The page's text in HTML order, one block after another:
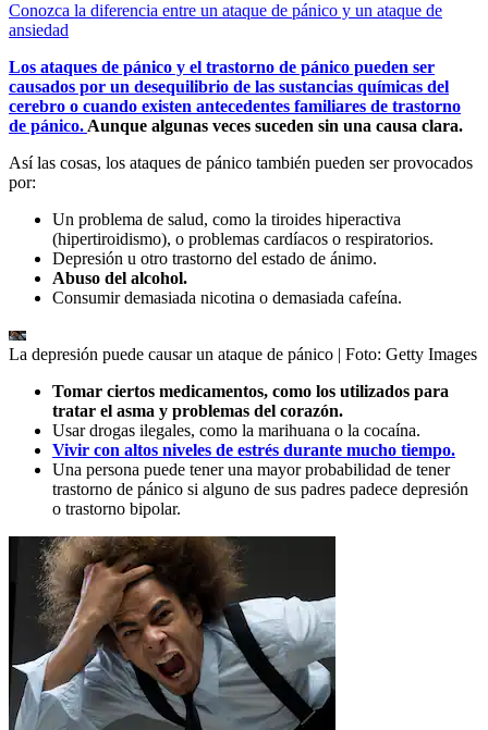
Conozca la diferencia entre un ataque de pánico y un ataque de
ansiedad
Los ataques de pánico y el trastorno de pánico pueden ser
causados por un desequilibrio de las sustancias químicas del
cerebro o cuando existen antecedentes familiares de trastorno
de pánico.Aunque algunas veces suceden sin una causa clara.
Así las cosas, los ataques de pánico también pueden ser provocados
por:
Un problema de salud, como la tiroides hiperactiva
(hipertiroidismo), o problemas cardíacos o respiratorios.
Depresión u otro trastorno del estado de ánimo.
Abuso del alcohol.
Consumir demasiada nicotina o demasiada cafeína.
La depresión puede causar un ataque de pánico | Foto: Getty Images
Tomar ciertos medicamentos, como los utilizados para
tratar el asma y problemas del corazón.
Usar drogas ilegales, como la marihuana o la cocaína.
Vivir con altos niveles de estrés durante mucho tiempo.
Una persona puede tener una mayor probabilidad de tener
trastorno de pánico si alguno de sus padres padece depresión
o trastorno bipolar.